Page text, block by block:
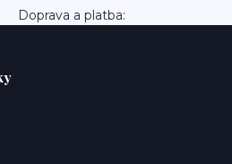
platba: